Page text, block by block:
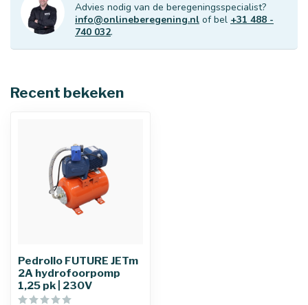
Advies nodig van de beregeningsspecialist?
info@onlineberegening.nl of bel +31 488 -
740 032.
Recent bekeken
Pedrollo FUTURE JETm
2A hydrofoorpomp
1,25 pk | 230V